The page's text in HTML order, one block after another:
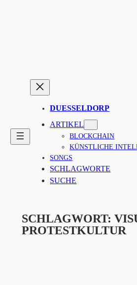
DUESSELDORP
ARTIKEL
BLOCKCHAIN
KÜNSTLICHE
SONGS
SCHLAGWORTE
SUCHE
SCHLAGWORT:
PROTESTKULTUR